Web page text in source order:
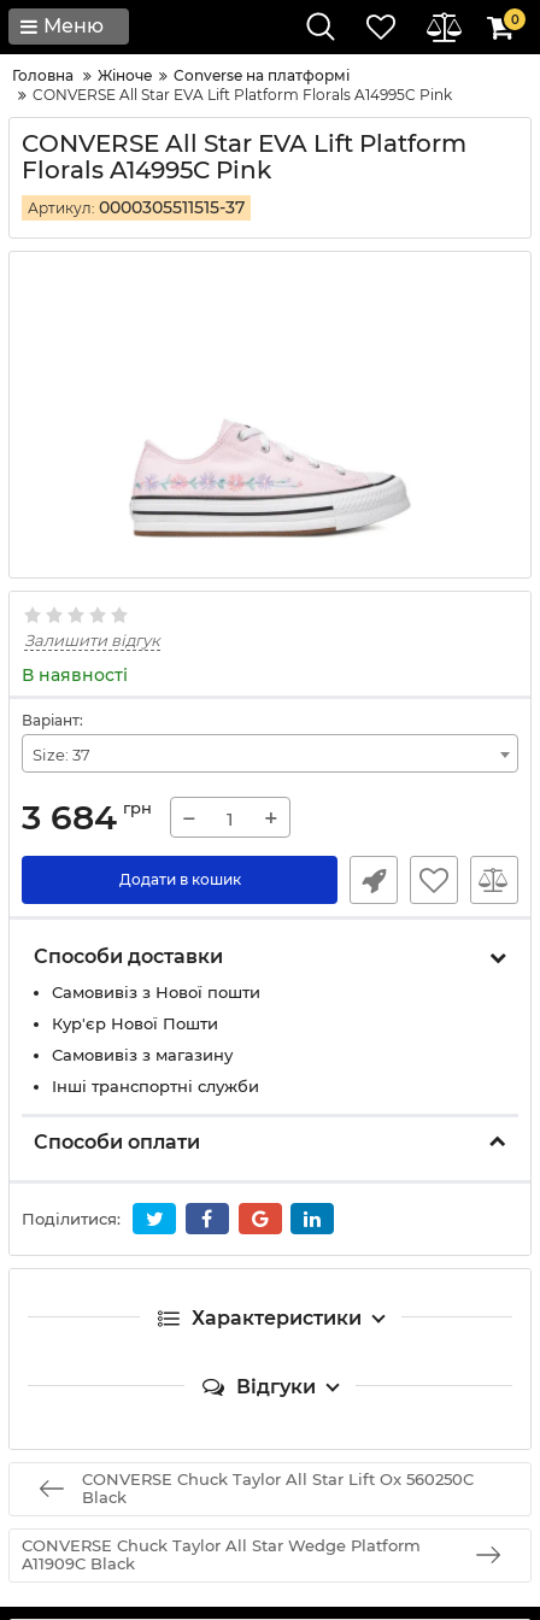
Меню 0
Головна Жіноче
Converse на платформі
CONVERSE All Star EVA Lift Platform Florals A14995C Pink
CONVERSE All Star EVA Lift Platform
Florals A14995C Pink
Артикул: 0000305511515-37
Залишити відгук
В наявності
Варіант:
Size: 37
3 684 грн − +
Додати в кошик
Способи доставки
Самовивіз з Нової пошти
Кур'єр Нової Пошти
Самовивіз з магазину
Інші транспортні служби
Способи оплати
Поділитися:
Характеристики
Відгуки
CONVERSE Chuck Taylor All Star Lift Ox 560250C
Black
CONVERSE Chuck Taylor All Star Wedge Platform
A11909C Black